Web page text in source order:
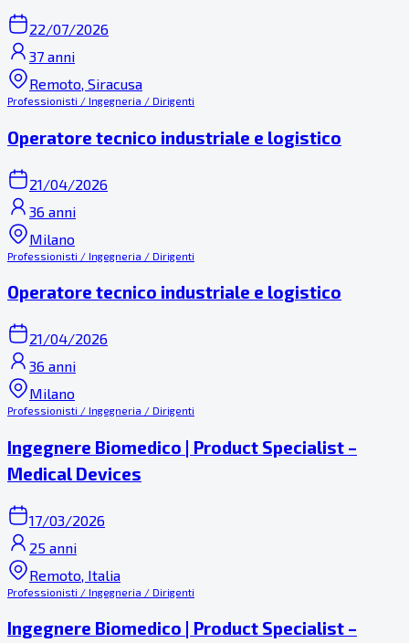
22/07/2026
37 anni
Remoto, Siracusa
Professionisti / Ingegneria / Dirigenti
Operatore tecnico industriale e logistico
21/04/2026
36 anni
Milano
Professionisti / Ingegneria / Dirigenti
Operatore tecnico industriale e logistico
21/04/2026
36 anni
Milano
Professionisti / Ingegneria / Dirigenti
Ingegnere Biomedico | Product Specialist –
Medical Devices
17/03/2026
25 anni
Remoto, Italia
Professionisti / Ingegneria / Dirigenti
Ingegnere Biomedico | Product Specialist –